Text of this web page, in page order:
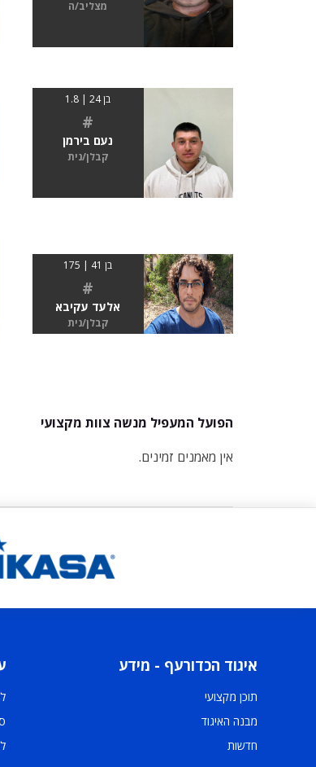
מצליב/ה
בן 24 | 1.8
#
נעם בירמן
קבלן/נית
בן 41 | 175
#
אלעד עקיבא
קבלן/נית
הפועל המעפיל מנשה צוות מקצועי
אין מאמנים זמינים.
איגוד הכדורעף - מידע
תוכן מקצועי
מבנה האיגוד
חדשות